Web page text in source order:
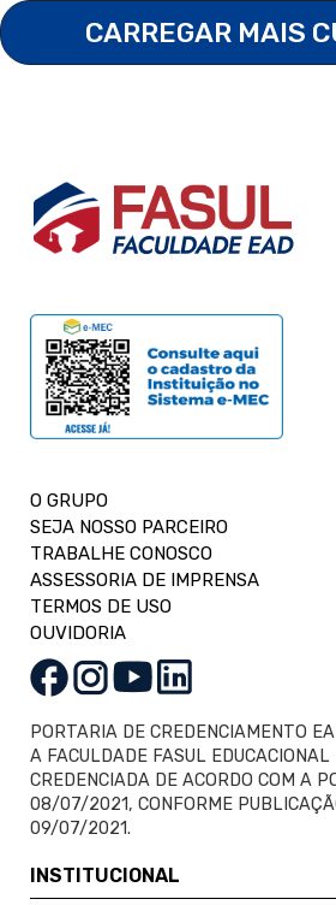
CARREGAR MAIS
O GRUPO
SEJA NOSSO PARCEIRO
TRABALHE CONOSCO
ASSESSORIA DE IMPRENSA
TERMOS DE USO
OUVIDORIA
PORTARIA DE CREDENCIAMENTO
A FACULDADE FASUL EDUCACIONAL
CREDENCIADA DE ACORDO COM A
08/07/2021, CONFORME
09/07/2021.
INSTITUCIONAL